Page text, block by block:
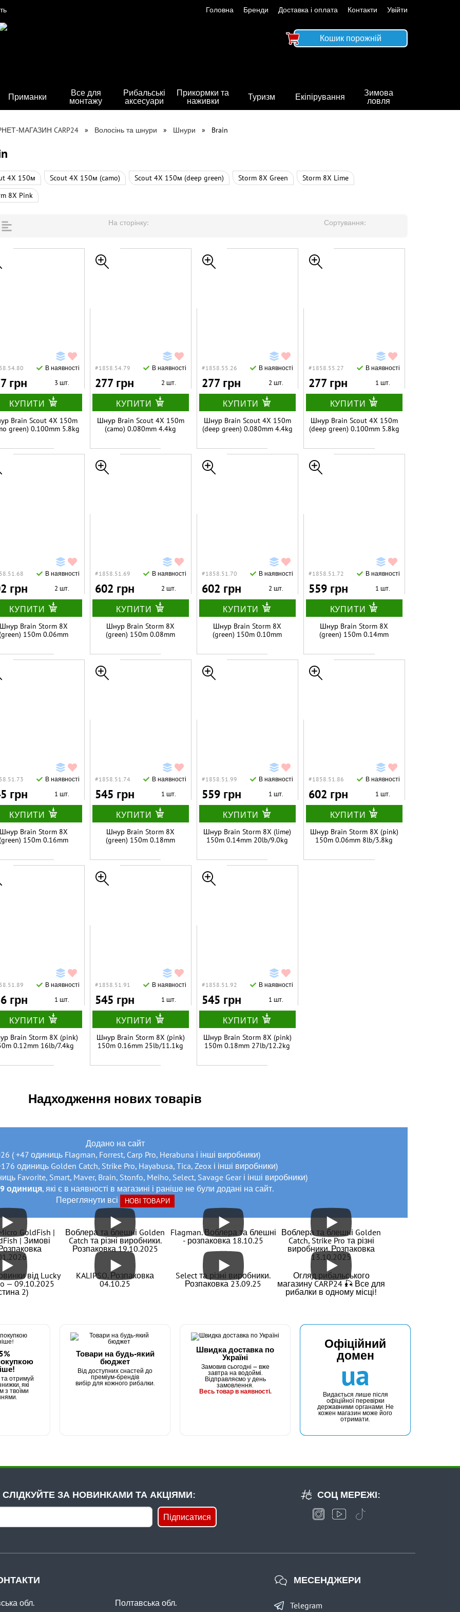
Увійти
Головна Бренди Доставка і оплата Контакти
Кошик порожній
Приманки
Все для
монтажу
Рибальські
аксесуари
Прикормки та
наживки
Туризм Екіпірування
Зимова
ловля
МАГАЗИН CARP24 Волосінь та шнури Шнури Brain
4X 150м Scout 4X 150м (camo) Scout 4X 150м (deep green) Storm 8X Green
Storm 8X Lime
8X Pink
На сторінку: Сортування:
В наявності
грн 3 шт.
КУПИТИ
Brain Scout 4X 150m
green) 0.100mm 5.8kg
#1858.54.79 В наявності
277 грн 2 шт.
КУПИТИ
Шнур Brain Scout 4X 150m
(camo) 0.080mm 4.4kg
#1858.55.26 В наявності
277 грн 2 шт.
КУПИТИ
Шнур Brain Scout 4X 150m
(deep green) 0.080mm 4.4kg
#1858.55.27 В наявності
277 грн 1 шт.
КУПИТИ
Шнур Brain Scout 4X 150m
(deep green) 0.100mm 5.8kg
В наявності
грн 2 шт.
КУПИТИ
Шнур Brain Storm 8X
150m 0.06mm
#1858.51.69 В наявності
602 грн 2 шт.
КУПИТИ
Шнур Brain Storm 8X
(green) 150m 0.08mm
#1858.51.70 В наявності
602 грн 2 шт.
КУПИТИ
Шнур Brain Storm 8X
(green) 150m 0.10mm
#1858.51.72 В наявності
559 грн 1 шт.
КУПИТИ
Шнур Brain Storm 8X
(green) 150m 0.14mm
В наявності
грн 1 шт.
КУПИТИ
Шнур Brain Storm 8X
150m 0.16mm
#1858.51.74 В наявності
545 грн 1 шт.
КУПИТИ
Шнур Brain Storm 8X
(green) 150m 0.18mm
#1858.51.99 В наявності
559 грн 1 шт.
КУПИТИ
Шнур Brain Storm 8X (lime)
150m 0.14mm 20lb/9.0kg
#1858.51.86 В наявності
602 грн 1 шт.
КУПИТИ
Шнур Brain Storm 8X (pink)
150m 0.06mm 8lb/3.8kg
В наявності
грн 1 шт.
КУПИТИ
Brain Storm 8X (pink)
0.12mm 16lb/7.4kg
#1858.51.91 В наявності
545 грн 1 шт.
КУПИТИ
Шнур Brain Storm 8X (pink)
150m 0.16mm 25lb/11.1kg
#1858.51.92 В наявності
545 грн 1 шт.
КУПИТИ
Шнур Brain Storm 8X (pink)
150m 0.18mm 27lb/12.2kg
Надходження нових товарів
Додано на сайт
( +47 одиниць Flagman, Forrest, Carp Pro, Herabuna і інші виробники)
одиниць Golden Catch, Strike Pro, Hayabusa, Tica, Zeox і інші виробники)
Favorite, Smart, Maver, Brain, Stonfo, Meiho, Select, Savage Gear і інші виробники)
одиниця, які є в наявності в магазині і раніше не були додані на сайт.
Переглянути всі
НОВІ ТОВАРИ
GoldFish |
| Зимові
Воблера та блешні Golden
Catch та різні виробники.
Розпаковка 19.10.2025
Flagman. Воблера та блешні
- розпаковка 18.10.25
Воблера та блешні Golden
Catch, Strike Pro та різні
виробники. Розпаковка
13.10.2025
від Lucky
— 09.10.2025
2)
KALIPSO. Розпаковка
04.10.25
Select та різні виробники.
Розпаковка 23.09.25
Огляд рибальського
магазину CARP24 🎣 Все для
рибалки в одному місці!
отримуй
які
з твоїми
Товари на будь-який
бюджет
Від доступних снастей до
преміум-брендів
вибір для кожного рибалки.
Швидка доставка по
Україні
Замовив сьогодні — вже
завтра на водоймі.
Відправляємо у день
замовлення.
Весь товар в наявності.
Офіційний
домен
ua
Видається лише після
офіційної перевірки
державними органами. Не
кожен магазин може його
отримати.
СЛІДКУЙТЕ ЗА НОВИНКАМИ ТА АКЦІЯМИ:
Підписатися
СОЦ МЕРЕЖІ:
обл.
Полтавська обл.
МЕСЕНДЖЕРИ
Telegram